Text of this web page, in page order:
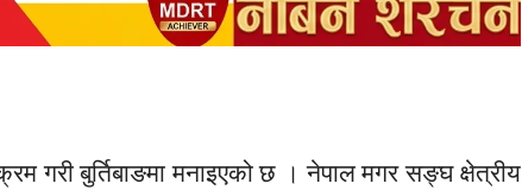
गरी बुर्तिबाङमा मनाइएको छ । नेपाल मगरसङ्घक्षेत्रीय